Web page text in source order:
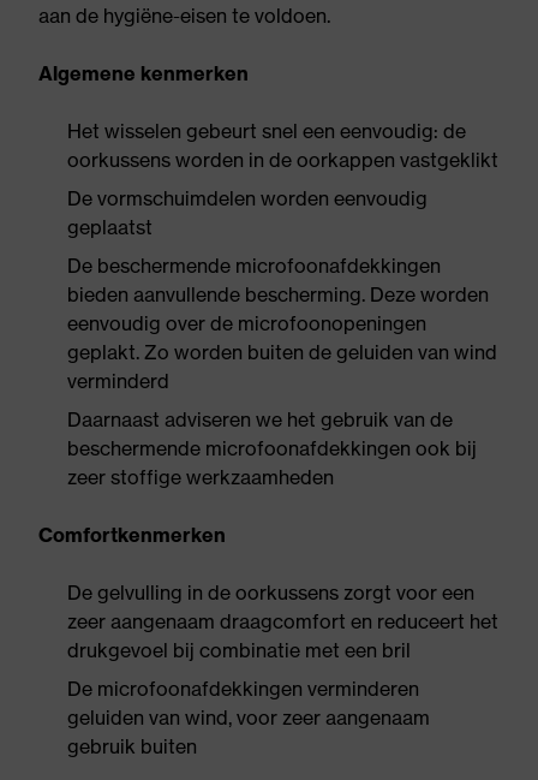
aan de hygiëne-eisen te voldoen.
Algemene kenmerken
Het wisselen gebeurt snel een eenvoudig: de
oorkussens worden in de oorkappen vastgeklikt
De vormschuimdelen worden eenvoudig
geplaatst
De beschermende microfoonafdekkingen
bieden aanvullende bescherming. Deze worden
eenvoudig over de microfoonopeningen
geplakt. Zo worden buiten de geluiden van wind
verminderd
Daarnaast adviseren we het gebruik van de
beschermende microfoonafdekkingen ook bij
zeer stoffige werkzaamheden
Comfortkenmerken
De gelvulling in de oorkussens zorgt voor een
zeer aangenaam draagcomfort en reduceert het
drukgevoel bij combinatie met een bril
De microfoonafdekkingen verminderen
geluiden van wind, voor zeer aangenaam
gebruik buiten